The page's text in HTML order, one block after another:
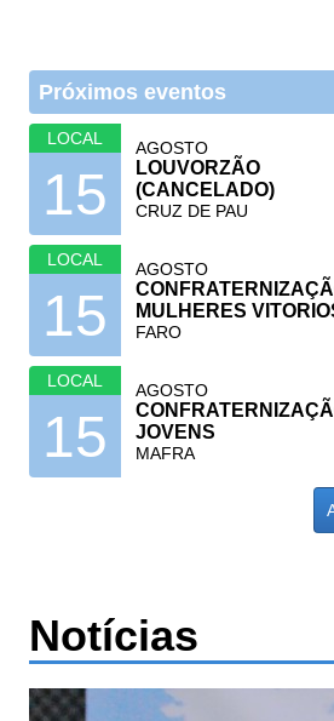
Próximos eventos
LOCAL
15
AGOSTO
LOUVORZÃO
(CANCELADO)
CRUZ DE PAU
LOCAL
15
AGOSTO
MULHERES
FARO
LOCAL
15
AGOSTO
JOVENS
MAFRA
Notícias